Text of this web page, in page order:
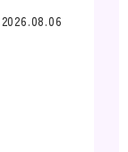
2026.08.06